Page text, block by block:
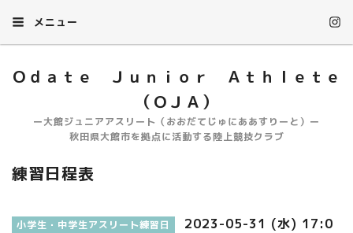
メニュー
Ｏｄａｔｅ Ｊｕｎｉｏｒ Ａｔｈｌｅｔｅ
（ＯＪＡ）
ー大館ジュニアアスリート（おおだてじゅにああすりーと）ー
秋田県大館市を拠点に活動する陸上競技クラブ
練習日程表
小学生・中学生アスリート練習日
2023-05-31 (水) 17:0